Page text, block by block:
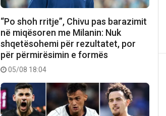
“Po shoh rritje”, Chivu pas barazimit
në miqësoren me Milanin: Nuk
shqetësohemi për rezultatet, por
për përmirësimin e formës
05/08 18:04